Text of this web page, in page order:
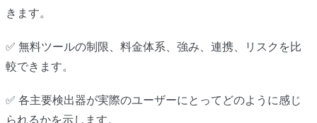
きます。
✅ 無料ツールの制限、料金体系、強み、連携、リスクを比
較できます。
✅ 各主要検出器が実際のユーザーにとってどのように感じ
られるかを示します。